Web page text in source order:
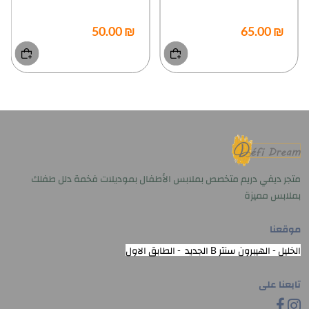
₪ 65.00
₪ 50.00
متجر ديفي دريم متخصص بملابس الأطفال بموديلات فخمة دلل طفلك
بملابس مميزة
موقعنا
الخليل - الهيبرون سنتر B الجديد - الطابق الاول
تابعنا على